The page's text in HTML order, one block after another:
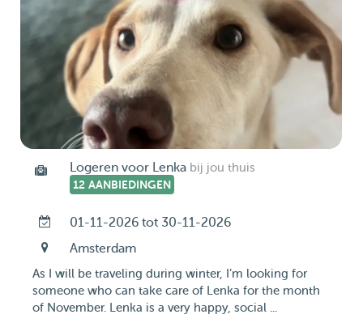
Logeren voor Lenka bij jou thuis
12 AANBIEDINGEN
01-11-2026 tot 30-11-2026
Amsterdam
As I will be traveling during winter, I’m looking for
someone who can take care of Lenka for the month
of November. Lenka is a very happy, social ...